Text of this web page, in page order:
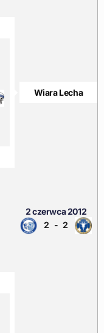
Wiara Lecha
2 czerwca 2012
2 - 2